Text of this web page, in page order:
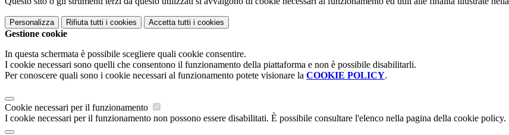
Personalizza Rifiuta tutti i cookies Accetta tutti i cookies
Gestione cookie
In questa schermata è possibile scegliere quali cookie consentire.
I cookie necessari sono quelli che consentono il funzionamento della piattaforma e non è possibile disabilitarli.
Per conoscere quali sono i cookie necessari al funzionamento potete visionare la COOKIE POLICY.
Cookie necessari per il funzionamento
I cookie necessari per il funzionamento non possono essere disabilitati. È possibile consultare l'elenco nella pagina della cookie policy.